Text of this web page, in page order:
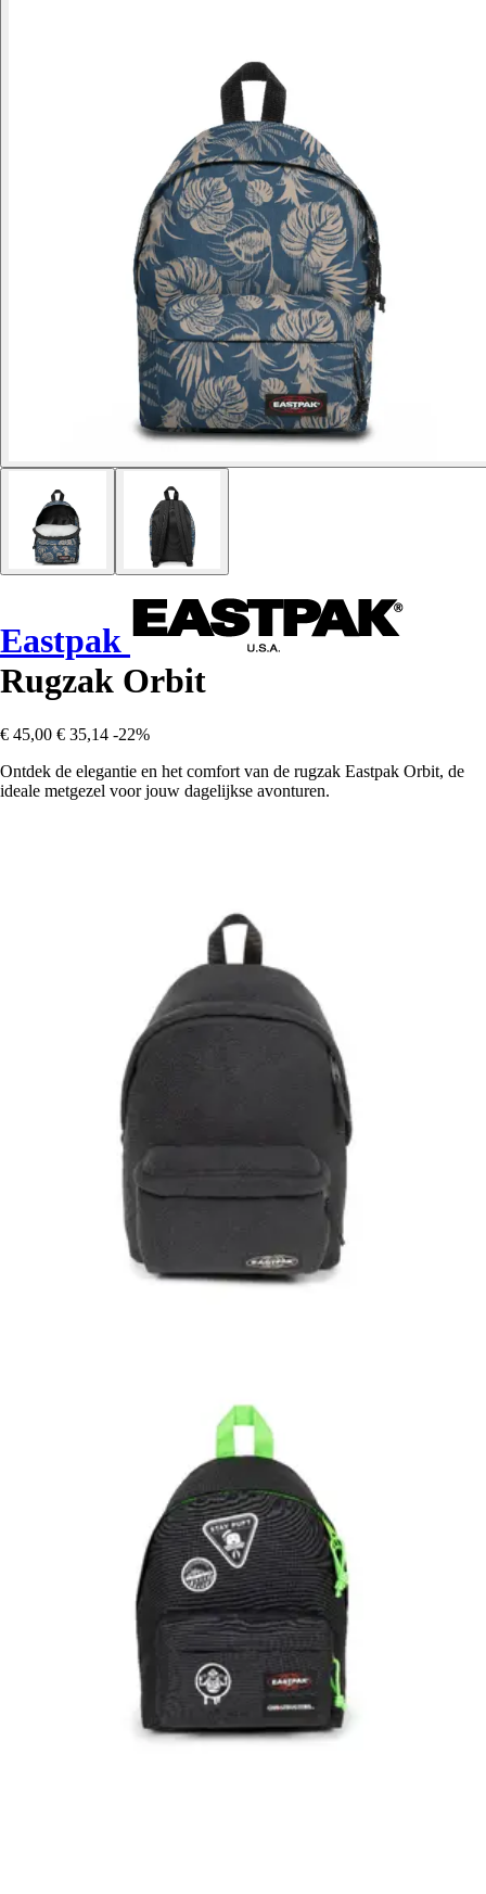
Eastpak
Rugzak Orbit
€ 45,00 € 35,14 -22%
Ontdek de elegantie en het comfort van de rugzak Eastpak Orbit, de
ideale metgezel voor jouw dagelijkse avonturen.